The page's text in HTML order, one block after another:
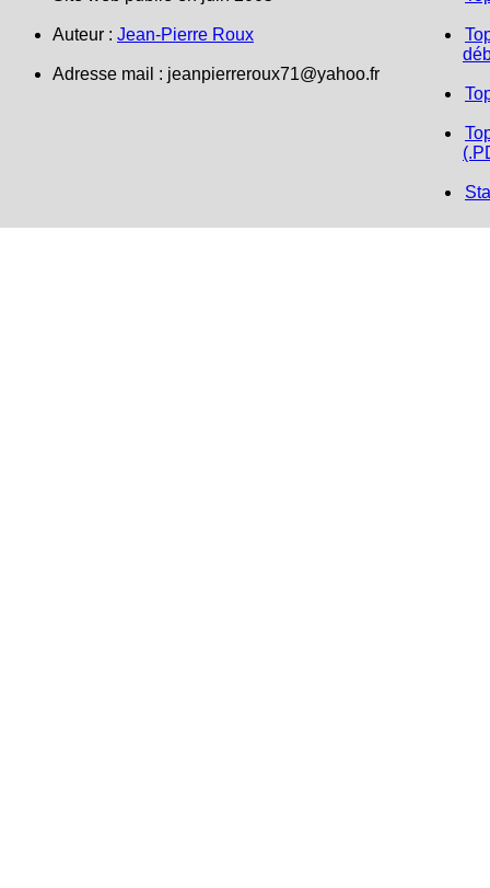
Auteur : Jean-Pierre Roux
Adresse mail : jeanpierreroux71@yahoo.fr